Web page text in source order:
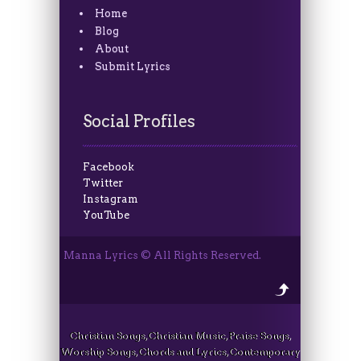
Home
Blog
About
Submit Lyrics
Social Profiles
Facebook
Twitter
Instagram
YouTube
Manna Lyrics © All Rights Reserved.
Christian Songs, Christian Music, Praise Songs,
Worship Songs, Chords and Lyrics, Contemporary